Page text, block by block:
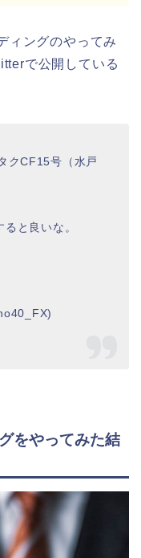
ィングのやってみ
で公開している
クCF15号（水戸
と良いな。
をやってみた結